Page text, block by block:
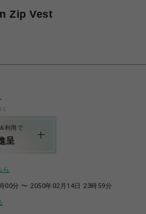
Zip Vest
利用で
呈
ら
00分 〜 2050年02月14日 23時59分